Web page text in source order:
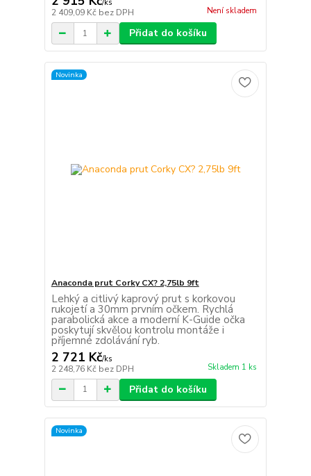
/ks
2 409,09 Kč bez DPH Není skladem
Přidat do košíku
Novinka
Anaconda prut Corky CX? 2,75lb 9ft
Lehký a citlivý kaprový prut s korkovou
rukojetí a 30mm prvním očkem. Rychlá
parabolická akce a moderní K-Guide očka
poskytují skvělou kontrolu montáže i
příjemné zdolávání ryb.
2 721 Kč/ks
2 248,76 Kč bez DPH Skladem 1 ks
Přidat do košíku
Novinka